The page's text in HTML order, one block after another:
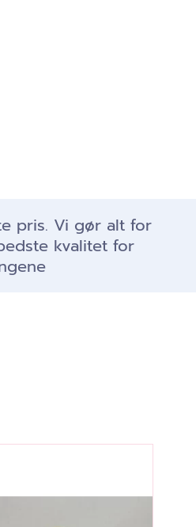
pris. Vi gør alt for
kvalitet for